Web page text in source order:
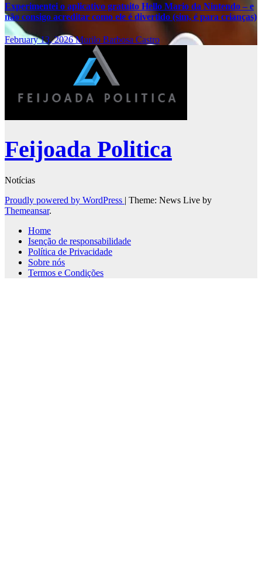
Experimentei o aplicativo gratuito Hello Mario da Nintendo – e
não consigo acreditar como ele é divertido (sim, é para crianças)
February 13, 2026Murilo Barbosa Castro
Feijoada Politica
Notícias
Proudly powered by WordPress | Theme: News Live by
Themeansar.
Home
Isenção de responsabilidade
Política de Privacidade
Sobre nós
Termos e Condições